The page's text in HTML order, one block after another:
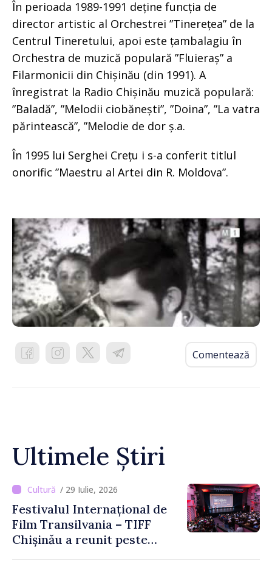
În perioada 1989-1991 deține funcția de
director artistic al Orchestrei ”Tinerețea” de la
Centrul Tineretului, apoi este țambalagiu în
Orchestra de muzică populară ”Fluieraș” a
Filarmonicii din Chișinău (din 1991). A
înregistrat la Radio Chișinău muzică populară:
”Baladă”, ”Melodii ciobănești”, ”Doina”, ”La vatra
părintească”, ”Melodie de dor ș.a.
În 1995 lui Serghei Crețu i s-a conferit titlul
onorific ”Maestru al Artei din R. Moldova”.
Comentează
Ultimele Știri
/ 29 Iulie, 2026
Festivalul Internațional de
Film Transilvania – TIFF
Chișinău a reunit peste